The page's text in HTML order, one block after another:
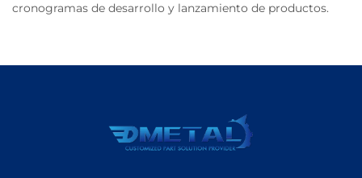
cronogramas de desarrollo y lanzamiento de productos.